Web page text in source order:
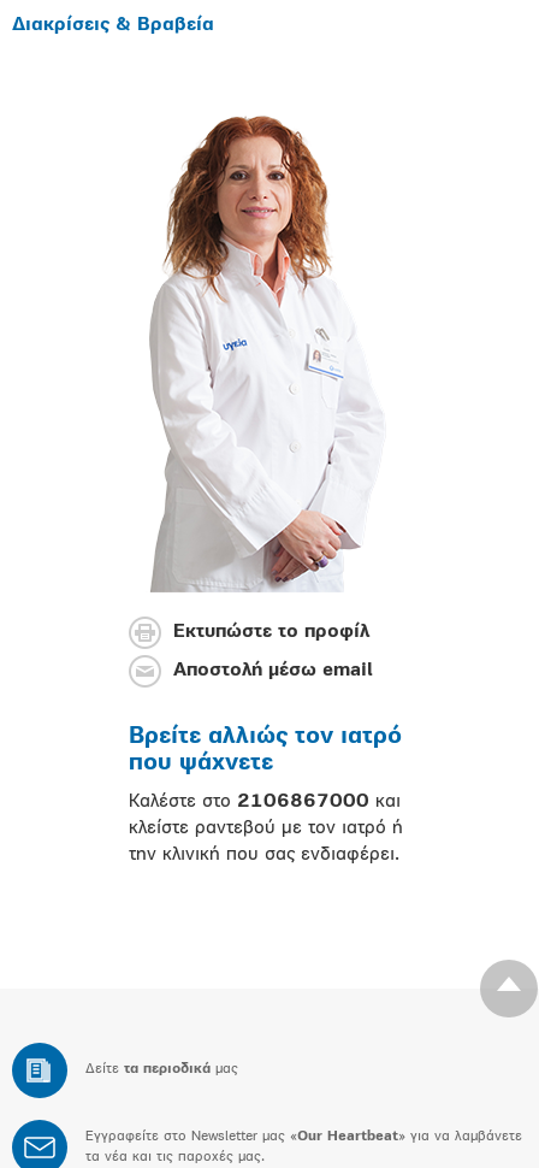
Διακρίσεις & Βραβεία
Εκτυπώστε το προφίλ
Αποστολή μέσω email
Βρείτε αλλιώς τον ιατρό
που ψάχνετε
Καλέστε στο 2106867000 και
κλείστε ραντεβού με τον ιατρό ή
την κλινική που σας ενδιαφέρει.
Δείτε τα περιοδικά μας
Εγγραφείτε στο Newsletter μας «Our Heartbeat» για να λαμβάνετε
τα νέα και τις παροχές μας.